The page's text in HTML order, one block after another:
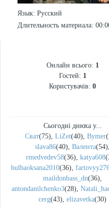
Язык: Русский
Длительность материала:
Онлайн всього: 1
Гостей: 1
Користувачів: 0
Сьогодні днюха у...
Сват(75), LiZet(40), Bymer
slava86(40), Валента(54),
rmedvedev58(36), katya608
bulbaoksana2010(36),
maildonbass_dn(36),
antondanilchenko3(28),
cerg(43), elizavetka(30)